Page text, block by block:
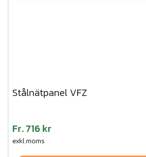
Stålnätpanel VFZ
Fr.716 kr
exkl.moms